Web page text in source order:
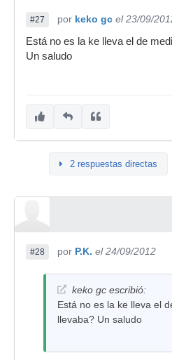
#27 por keko gc el 23/09/
Está no es la ke lleva el de
Un saludo
2 respuestas directas
#28 por P.K. el 24/09/2012
keko gc escribió:
Está no es la ke lleva el
llevaba? Un saludo